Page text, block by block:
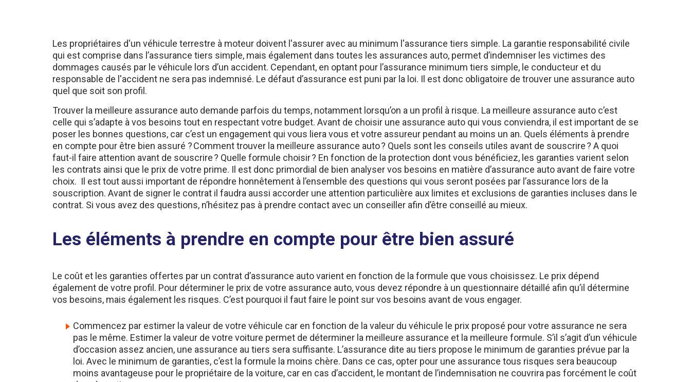
qui est comprise dans l’assurance tiers simple, mais également dans toutes les assurances auto, permet d’indemniser les victimes des
dommages causés par le véhicule lors d’un accident. Cependant, en optant pour l’assurance minimum tiers simple, le conducteur et du
responsable de l'accident ne sera pas indemnisé. Le défaut d’assurance est puni par la loi. Il est donc obligatoire de trouver une assurance auto
quel que soit son profil.
Trouver la meilleure assurance auto demande parfois du temps, notamment lorsqu’on a un profil à risque. La meilleure assurance auto c’est
celle qui s’adapte à vos besoins tout en respectant votre budget. Avant de choisir une assurance auto qui vous conviendra, il est important de se
poser les bonnes questions, car c’est un engagement qui vous liera vous et votre assureur pendant au moins un an. Quels éléments à prendre
en compte pour être bien assuré ? Comment trouver la meilleure assurance auto ? Quels sont les conseils utiles avant de souscrire ? A quoi
faut-il faire attention avant de souscrire ? Quelle formule choisir ? En fonction de la protection dont vous bénéficiez, les garanties varient selon
les contrats ainsi que le prix de votre prime. Il est donc primordial de bien analyser vos besoins en matière d’assurance auto avant de faire votre
choix. Il est tout aussi important de répondre honnêtement à l’ensemble des questions qui vous seront posées par l’assurance lors de la
souscription. Avant de signer le contrat il faudra aussi accorder une attention particulière aux limites et exclusions de garanties incluses dans le
contrat. Si vous avez des questions, n’hésitez pas à prendre contact avec un conseiller afin d’être conseillé au mieux.
Les éléments à prendre en compte pour être bien assuré
également de votre profil. Pour déterminer le prix de votre assurance auto, vous devez répondre à un questionnaire détaillé afin qu’il détermine
vos besoins, mais également les risques. C’est pourquoi il faut faire le point sur vos besoins avant de vous engager.
pas le même. Estimer la valeur de votre voiture permet de déterminer la meilleure assurance et la meilleure formule. S’il s’agit d’un véhicule
d’occasion assez ancien, une assurance au tiers sera suffisante. L’assurance dite au tiers propose le minimum de garanties prévue par la
loi. Avec le minimum de garanties, c’est la formule la moins chère. Dans ce cas, opter pour une assurance tous risques sera beaucoup
moins avantageuse pour le propriétaire de la voiture, car en cas d’accident, le montant de l’indemnisation ne couvrira pas forcément le coût
des réparations.